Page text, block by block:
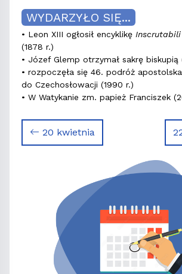
WYDARZYŁO SIĘ...
• Leon XIII ogłosił encyklikę
(1878 r.)
• Józef Glemp otrzymał sakrę biskupią
• rozpoczęła się 46. podróż
do Czechosłowacji (1990 r.)
• W Watykanie zm. papież Franciszek
20 kwietnia